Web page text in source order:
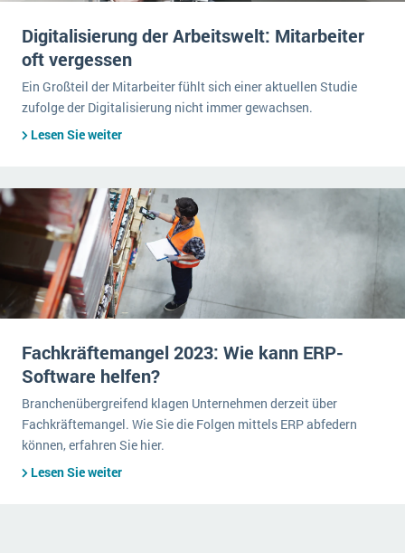
Digitalisierung der Arbeitswelt: Mitarbeiter
oft vergessen
Ein Großteil der Mitarbeiter fühlt sich einer aktuellen Studie
zufolge der Digitalisierung nicht immer gewachsen.
Lesen Sie weiter
Fachkräftemangel 2023: Wie kann ERP-
Software helfen?
Branchenübergreifend klagen Unternehmen derzeit über
Fachkräftemangel. Wie Sie die Folgen mittels ERP abfedern
können, erfahren Sie hier.
Lesen Sie weiter